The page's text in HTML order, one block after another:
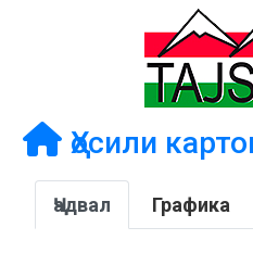
Ҳосили
Ҷадвал Графика